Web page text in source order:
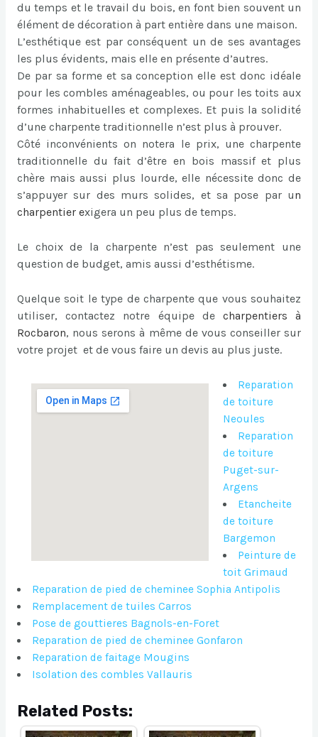
du temps et le travail du bois, en font bien souvent un
élément de décoration à part entière dans une maison.
L’esthétique est par conséquent un de ses avantages
les plus évidents, mais elle en présente d’autres.
De par sa forme et sa conception elle est donc idéale
pour les combles aménageables, ou pour les toits aux
formes inhabituelles et complexes. Et puis la solidité
d’une charpente traditionnelle n’est plus à prouver.
Côté inconvénients on notera le prix, une charpente
traditionnelle du fait d’être en bois massif et plus
chère mais aussi plus lourde, elle nécessite donc de
s’appuyer sur des murs solides, et sa pose par un
charpentier exigera un peu plus de temps.
Le choix de la charpente n’est pas seulement une
question de budget, amis aussi d’esthétisme.
Quelque soit le type de charpente que vous souhaitez
utiliser, contactez notre équipe de charpentiers à
Rocbaron, nous serons à même de vous conseiller sur
votre projet et de vous faire un devis au plus juste.
Reparation
de toiture
Neoules
Reparation
de toiture
Puget-sur-
Argens
Etancheite
de toiture
Bargemon
Peinture de
toit Grimaud
Reparation de pied de cheminee Sophia Antipolis
Remplacement de tuiles Carros
Pose de gouttieres Bagnols-en-Foret
Reparation de pied de cheminee Gonfaron
Reparation de faitage Mougins
Isolation des combles Vallauris
Related Posts: